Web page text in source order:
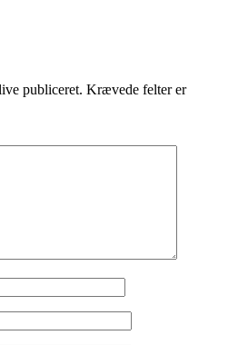
publiceret. Krævede felter er